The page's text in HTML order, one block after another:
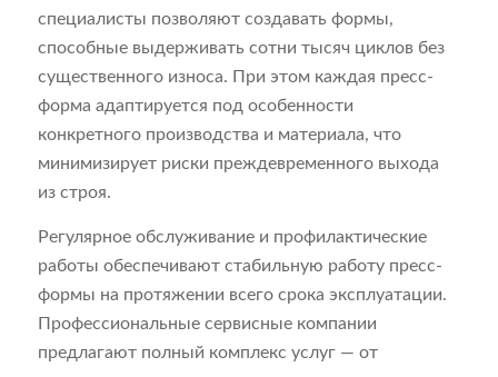
специалисты позволяют создавать формы,
способные выдерживать сотни тысяч циклов без
существенного износа. При этом каждая пресс-
форма адаптируется под особенности
конкретного производства и материала, что
минимизирует риски преждевременного выхода
из строя.
Регулярное обслуживание и профилактические
работы обеспечивают стабильную работу пресс-
формы на протяжении всего срока эксплуатации.
Профессиональные сервисные компании
предлагают полный комплекс услуг — от